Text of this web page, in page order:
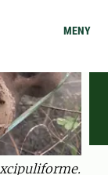
MENY